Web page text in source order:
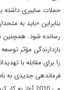
حملات سایبری داشته
بنابراین «باید به
رسانده شود. همچنین
بازدارندگی مؤثر
را برای مقابله با